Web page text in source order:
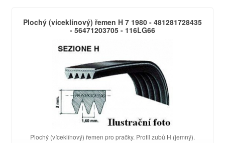
Plochý (víceklínový) řemen H 7 1980 - 481281728435
- 56471203705 - 116LG66
Plochý (víceklínový) řemen pro pračky. Profil zubů H (jemný).